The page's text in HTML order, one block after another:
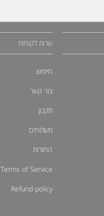
שרות לקוחות
חיפוש
צור קשר
תקנון
משלוחים
החזרות
Terms of Service
Refund policy